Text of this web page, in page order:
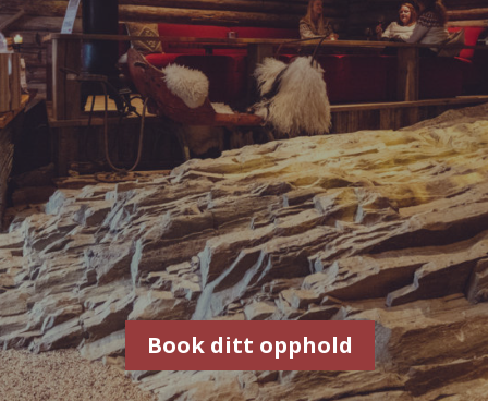
Book ditt opphold